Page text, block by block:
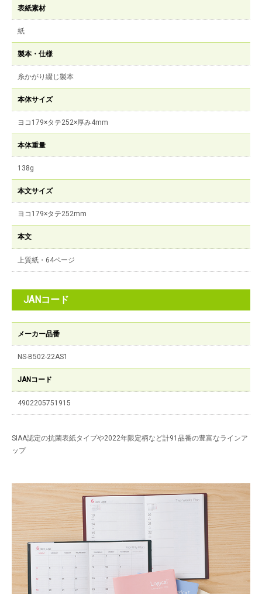
表紙素材
紙
製本・仕様
糸かがり綴じ製本
本体サイズ
ヨコ179×タテ252×厚み4mm
本体重量
138g
本文サイズ
ヨコ179×タテ252mm
本文
上質紙・64ページ
JANコード
メーカー品番
NS-B502-22AS1
JANコード
4902205751915
SIAA認定の抗菌表紙タイプや2022年限定柄など計91品番の豊富なラインア
ップ